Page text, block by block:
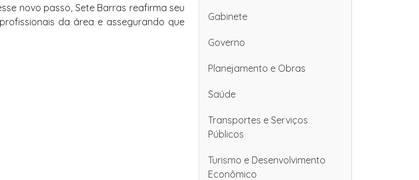
novo passo, Sete Barras reafirma seu
da área e assegurando que
Gabinete
Governo
Planejamento e Obras
Saúde
Transportes e Serviços
Públicos
Turismo e Desenvolvimento
Econômico